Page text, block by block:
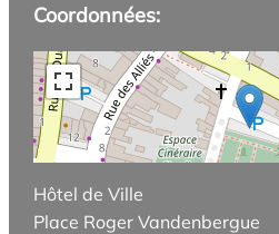
Coordonnées:
Hôtel de Ville
Place Roger Vandenbergue